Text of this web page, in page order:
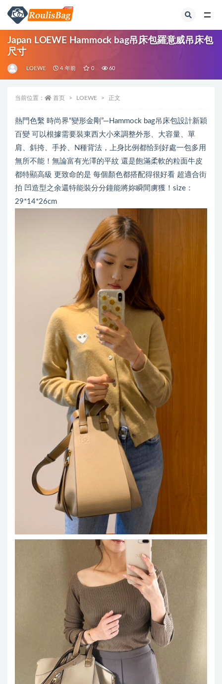
Japan LOEWE Hammock bag吊床包羅意威吊床包
尺寸
LOEWE 4 年前 0 60
当前位置： 首页 LOEWE 正文
熱門色繫 時尚界“變形金剛”—Hammock bag吊床包設計新穎
百變 可以根據需要裝東西大小來調整外形、大容量、單
肩、斜挎、手拎、N種背法，上身比例都恰到好處一包多用
無所不能！無論富有光澤的平紋 還是飽滿柔軟的粒面牛皮
都特顯高級 更致命的是 每個顏色都搭配得很好看 超適合街
拍 凹造型之余還特能裝分分鐘能將妳瞬間虜獲！size：
29*14*26cm